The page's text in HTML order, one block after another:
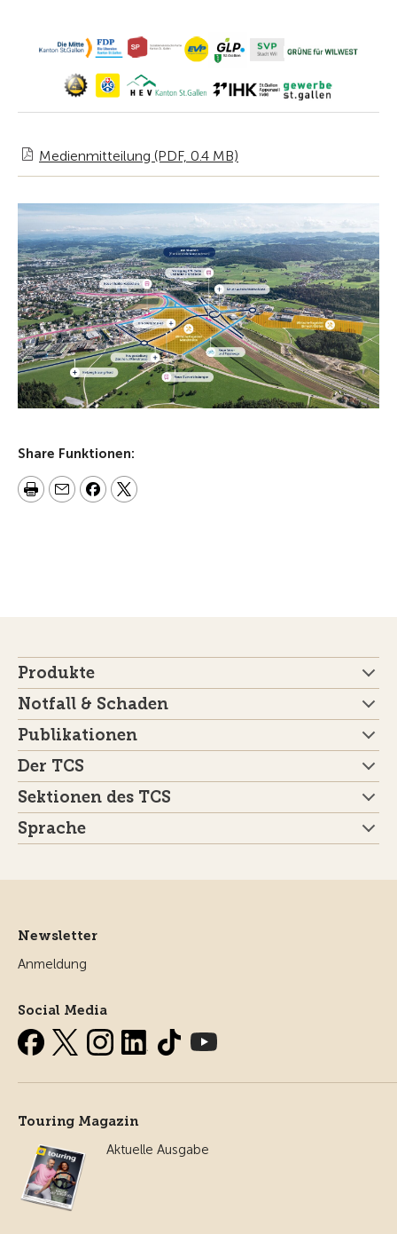
Medienmitteilung (PDF, 0.4 MB)
Share Funktionen:
Produkte
Notfall & Schaden
Publikationen
Der TCS
Sektionen des TCS
Sprache
Newsletter
Anmeldung
Social Media
Touring Magazin
Aktuelle Ausgabe